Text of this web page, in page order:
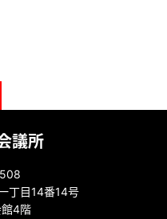
議所
丁目14番14号
4階